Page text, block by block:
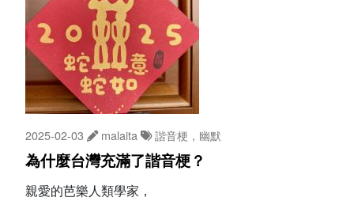
2025-02-03 malaita 諧音梗，幽默
為什麼台灣充滿了諧音梗？
親愛的芭樂人類學家，